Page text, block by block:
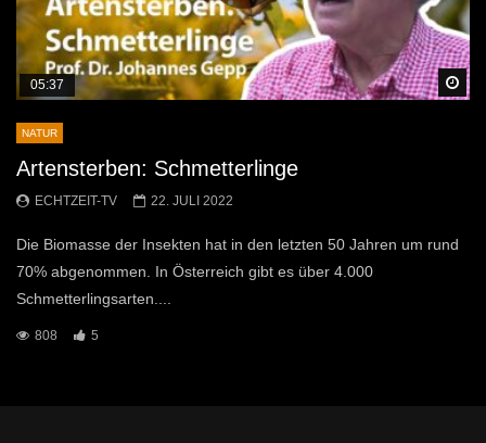
05:37
NATUR
Artensterben: Schmetterlinge
ECHTZEIT-TV 22. JULI 2022
Die Biomasse der Insekten hat in den letzten 50 Jahren um rund
70% abgenommen. In Österreich gibt es über 4.000
Schmetterlingsarten....
808 5